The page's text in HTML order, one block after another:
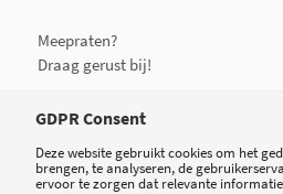
Meepraten?
Draag gerust bij!
GDPR Consent
Deze website gebruikt cookies om het
brengen, te analyseren, de
ervoor te zorgen dat relevante